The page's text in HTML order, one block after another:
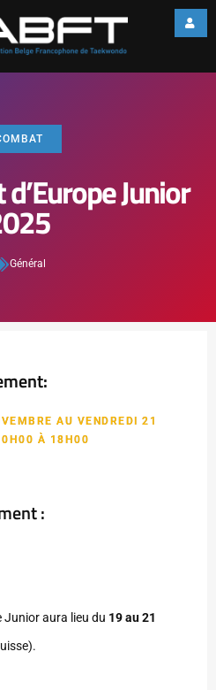
Junior
Général
AU VENDREDI 21
À 18H00
:
Junior aura lieu du 19 au 21